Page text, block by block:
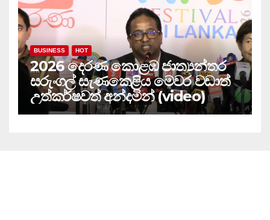
BUSINESS HOT
2026 දෙරණ කොළඹ ජාත්‍යන්තර
සරුංගල් සැණකෙළිය මෙවර වඩාත්
උත්කර්ෂවත් අන්දමින් (video)